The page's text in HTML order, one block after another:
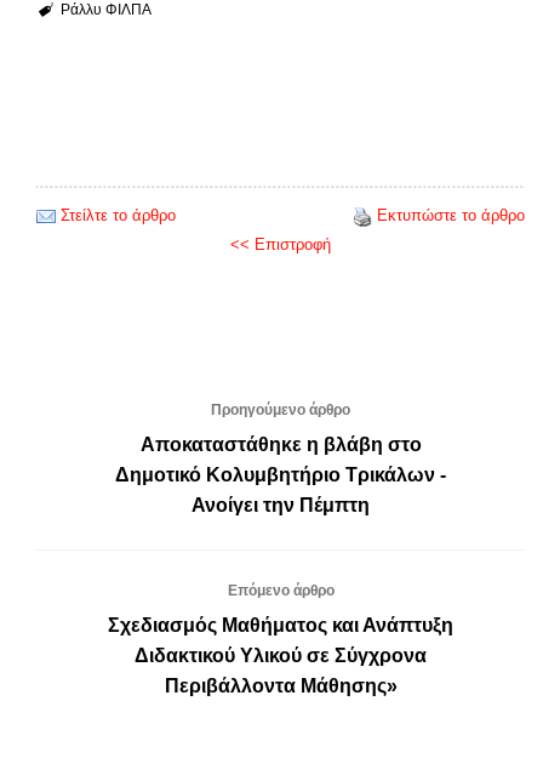
Ράλλυ ΦΙΛΠΑ
Στείλτε το άρθρο
Εκτυπώστε το άρθρο
<< Επιστροφή
Προηγούμενο άρθρο
Αποκαταστάθηκε η βλάβη στο
Δημοτικό Κολυμβητήριο Τρικάλων -
Ανοίγει την Πέμπτη
Επόμενο άρθρο
Σχεδιασμός Μαθήματος και Ανάπτυξη
Διδακτικού Υλικού σε Σύγχρονα
Περιβάλλοντα Μάθησης»